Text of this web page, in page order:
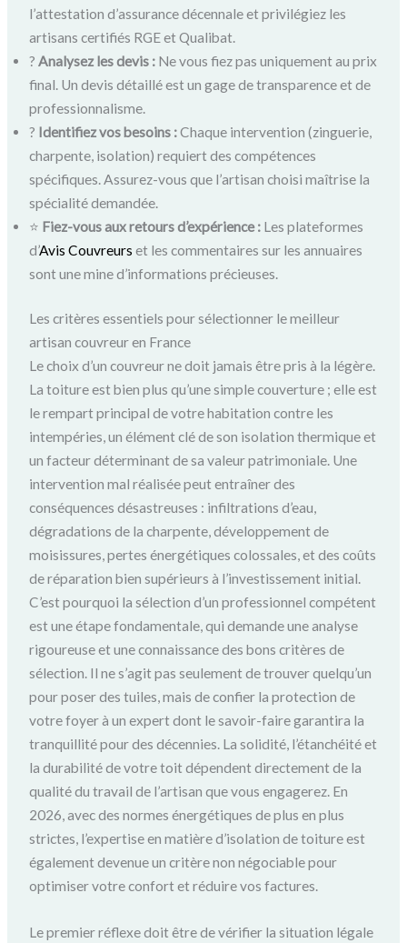
l’attestation d’assurance décennale et privilégiez les
artisans certifiés RGE et Qualibat.
?Analysez les devis : Ne vous fiez pas uniquement au prix
final. Un devis détaillé est un gage de transparence et de
professionnalisme.
?️ Identifiez vos besoins :Chaque intervention (zinguerie,
charpente, isolation) requiert des compétences
spécifiques. Assurez-vous que l’artisan choisi maîtrise la
spécialité demandée.
⭐ Fiez-vous aux retours d’expérience : Les plateformes
d’Avis Couvreurs et les commentaires sur les annuaires
sont une mine d’informations précieuses.
Les critères essentiels pour sélectionner le meilleur
artisan couvreur en France
Le choix d’un couvreur ne doit jamais être pris à la légère.
La toiture est bien plus qu’une simple couverture ; elle est
le rempart principal de votre habitation contre les
intempéries, un élément clé de son isolation thermique et
un facteur déterminant de sa valeur patrimoniale. Une
intervention mal réalisée peut entraîner des
conséquences désastreuses : infiltrations d’eau,
dégradations de la charpente, développement de
moisissures, pertes énergétiques colossales, et des coûts
de réparation bien supérieurs à l’investissement initial.
C’est pourquoi la sélection d’un professionnel compétent
est une étape fondamentale, qui demande une analyse
rigoureuse et une connaissance des bons critères de
sélection. Il ne s’agit pas seulement de trouver quelqu’un
pour poser des tuiles, mais de confier la protection de
votre foyer à un expert dont le savoir-faire garantira la
tranquillité pour des décennies. La solidité, l’étanchéité et
la durabilité de votre toit dépendent directement de la
qualité du travail de l’artisan que vous engagerez. En
2026, avec des normes énergétiques de plus en plus
strictes, l’expertise en matière d’isolation de toiture est
également devenue un critère non négociable pour
optimiser votre confort et réduire vos factures.
Le premier réflexe doit être de vérifier la situation légale